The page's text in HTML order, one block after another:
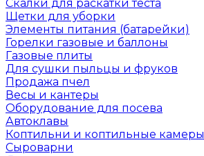
Скалки для раскатки теста
Щетки для уборки
Элементы питания (батарейки)
Горелки газовые и баллоны
Газовые плиты
Для сушки пыльцы и фруков
Продажа пчел
Весы и кантеры
Оборудование для посева
Автоклавы
Коптильни и коптильные камеры
Сыроварни